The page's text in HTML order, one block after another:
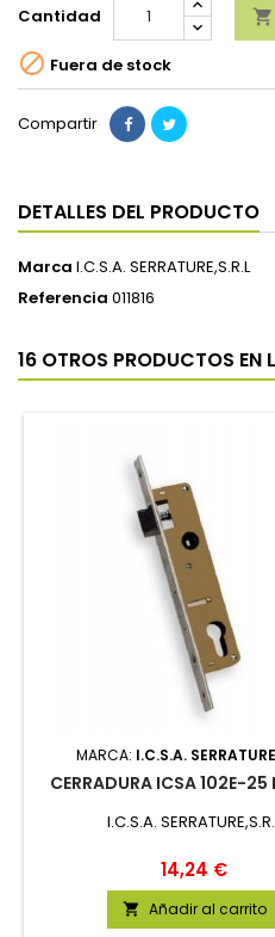
Cantidad 
 Fuera de stock
Compartir
DETALLES DEL PRODUCTO
Marca I.C.S.A. SERRATURE,S.R.L
Referencia 011816
16 OTROS PRODUCTOS
MARCA: I.C.S.A.
CERRADURA ICSA 102E-
I.C.S.A.
Precio
14,24 €
 Añadir al carrito